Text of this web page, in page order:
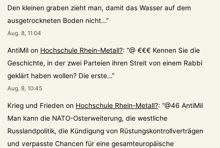
Den kleinen graben zieht man, damit das Wasser auf dem
ausgetrockneten Boden nicht…”
Aug. 8, 11:04
AntiMil on Hochschule Rhein-Metall?: “@ €€€ Kennen Sie die
Geschichte, in der zwei Parteien ihren Streit von einem Rabbi
geklärt haben wollen? Die erste…”
Aug. 8, 10:45
Krieg und Frieden on Hochschule Rhein-Metall?: “@46 AntiMil
Man kann die NATO-Osterweiterung, die westliche
Russlandpolitik, die Kündigung von Rüstungskontrollverträgen
und verpasste Chancen für eine gesamteuropäische